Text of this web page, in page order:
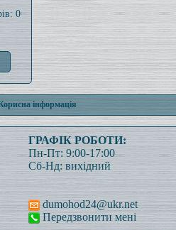
0
інформація
ГРАФІК РОБОТИ:
Пн-Пт: 9:00-17:00
Сб-Нд: вихідний
dumohod24@ukr.net
Передзвонити мені